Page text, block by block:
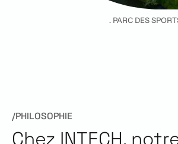
. PARC DES
/PHILOSOPHIE
Chez INTECH,